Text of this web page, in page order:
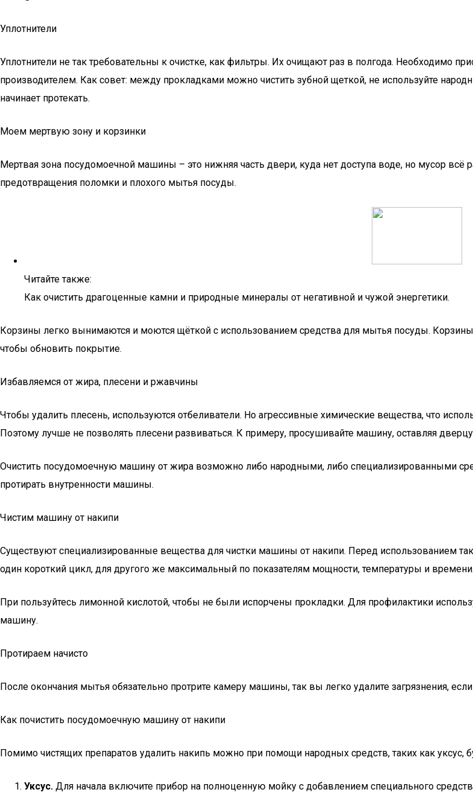
Уплотнители
Уплотнители не так требовательны к очистке, как фильтры. Их очищают раз в полгода. Необходимо
производителем. Как совет: между прокладками можно чистить зубной щеткой, не используйте
начинает протекать.
Моем мертвую зону и корзинки
Мертвая зона посудомоечной машины – это нижняя часть двери, куда нет доступа воде, но мусор всё
предотвращения поломки и плохого мытья посуды.
Читайте также:
Как очистить драгоценные камни и природные минералы от негативной и чужой энергетики.
Корзины легко вынимаются и моются щёткой с использованием средства для мытья посуды.
чтобы обновить покрытие.
Избавляемся от жира, плесени и ржавчины
Чтобы удалить плесень, используются отбеливатели. Но агрессивные химические вещества, что
Поэтому лучше не позволять плесени развиваться. К примеру, просушивайте машину, оставляя
Очистить посудомоечную машину от жира возможно либо народными, либо специализированными
протирать внутренности машины.
Чистим машину от накипи
Существуют специализированные вещества для чистки машины от накипи. Перед использованием
один короткий цикл, для другого же максимальный по показателям мощности, температуры и
При пользуйтесь лимонной кислотой, чтобы не были испорчены прокладки. Для профилактики
машину.
Протираем начисто
После окончания мытья обязательно протрите камеру машины, так вы легко удалите загрязнения,
Как почистить посудомоечную машину от накипи
Помимо чистящих препаратов удалить накипь можно при помощи народных средств, таких как уксус,
Уксус. Для начала включите прибор на полноценную мойку с добавлением специального